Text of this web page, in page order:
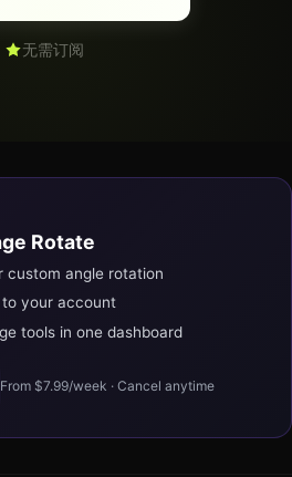
无需订阅
Rotate
custom angle rotation
to your account
tools in one dashboard
From $7.99/week · Cancel anytime